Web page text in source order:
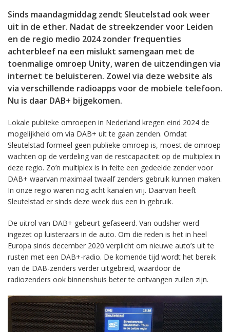
Sinds maandagmiddag zendt Sleutelstad ook weer
uit in de ether. Nadat de streekzender voor Leiden
en de regio medio 2024 zonder frequenties
achterbleef na een mislukt samengaan met de
toenmalige omroep Unity, waren de uitzendingen via
internet te beluisteren. Zowel via deze website als
via verschillende radioapps voor de mobiele telefoon.
Nu is daar DAB+ bijgekomen.
Lokale publieke omroepen in Nederland kregen eind 2024 de
mogelijkheid om via DAB+ uit te gaan zenden. Omdat
Sleutelstad formeel geen publieke omroep is, moest de omroep
wachten op de verdeling van de restcapaciteit op de multiplex in
deze regio. Zo’n multiplex is in feite een gedeelde zender voor
DAB+ waarvan maximaal twaalf zenders gebruik kunnen maken.
In onze regio waren nog acht kanalen vrij. Daarvan heeft
Sleutelstad er sinds deze week dus een in gebruik.
De uitrol van DAB+ gebeurt gefaseerd. Van oudsher werd
ingezet op luisteraars in de auto. Om die reden is het in heel
Europa sinds december 2020 verplicht om nieuwe auto’s uit te
rusten met een DAB+-radio. De komende tijd wordt het bereik
van de DAB-zenders verder uitgebreid, waardoor de
radiozenders ook binnenshuis beter te ontvangen zullen zijn.